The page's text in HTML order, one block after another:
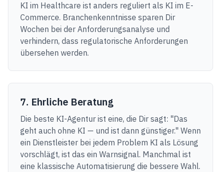
KI im Healthcare ist anders reguliert als KI im E-
Commerce. Branchenkenntnisse sparen Dir
Wochen bei der Anforderungsanalyse und
verhindern, dass regulatorische Anforderungen
übersehen werden.
7. Ehrliche Beratung
Die beste KI-Agentur ist eine, die Dir sagt: "Das
geht auch ohne KI — und ist dann günstiger." Wenn
ein Dienstleister bei jedem Problem KI als Lösung
vorschlägt, ist das ein Warnsignal. Manchmal ist
eine klassische Automatisierung die bessere Wahl.